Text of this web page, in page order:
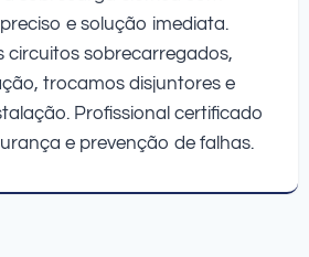
e solução imediata.
circuitos sobrecarregados,
trocamos disjuntores e
Profissional certificado
e prevenção de falhas.